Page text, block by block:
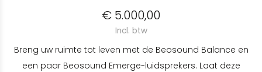
€ 5.000,00
Incl. btw
Breng uw ruimte tot leven met de Beosound Balance en
een paar Beosound Emerge-luidsprekers. Laat deze